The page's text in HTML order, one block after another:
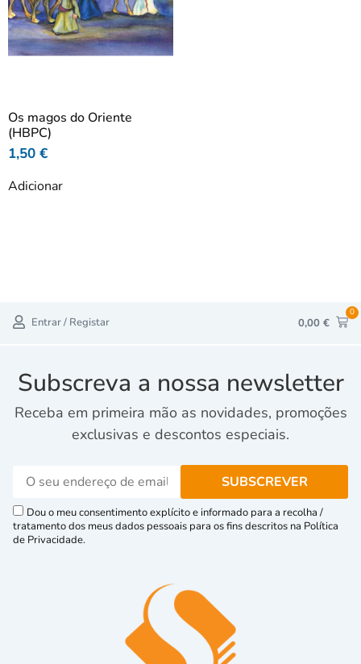
Os magos do Oriente
(HBPC)
1,50 €
Adicionar
Entrar / Registar 0,00 €
0
Subscreva a nossa newsletter
Receba em primeira mão as novidades, promoções
exclusivas e descontos especiais.
Dou o meu consentimento explícito e informado para a recolha /
tratamento dos meus dados pessoais para os fins descritos na Política
de Privacidade.